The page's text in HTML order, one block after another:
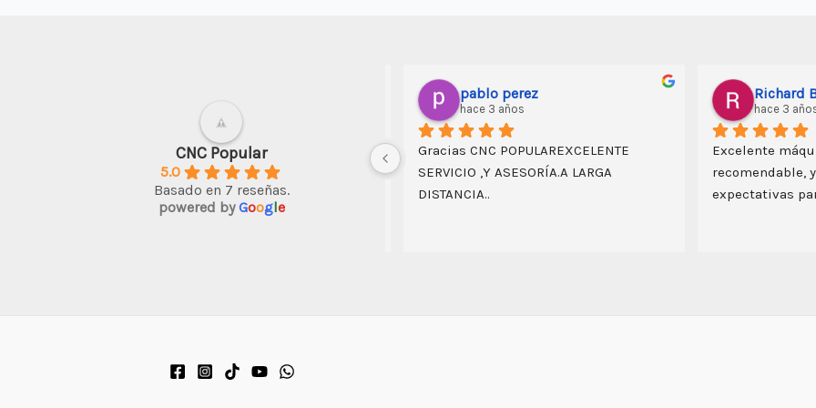
CNC Popular
5.0
Basado en 7 reseñas.
powered byGoogle
Muy amable la persona que me
atendió, y la máquina para mis
trabajos en decoración es más que
suficiente.
kristhian Edson Machuca Tito
excelente máquina CNC, me ha
permitido una mayor productividad de
los trabajos en madera y bambú  que